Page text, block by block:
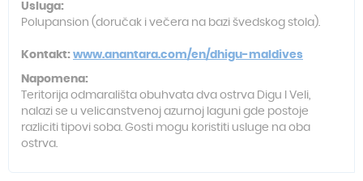
Usluga:
Polupansion (doručak i večera na bazi švedskog stola).
Kontakt: www.anantara.com/en/dhigu-maldives
Napomena:
Teritorija odmarališta obuhvata dva ostrva Digu I Veli,
nalazi se u velicanstvenoj azurnoj laguni gde postoje
razliciti tipovi soba. Gosti mogu koristiti usluge na oba
ostrva.